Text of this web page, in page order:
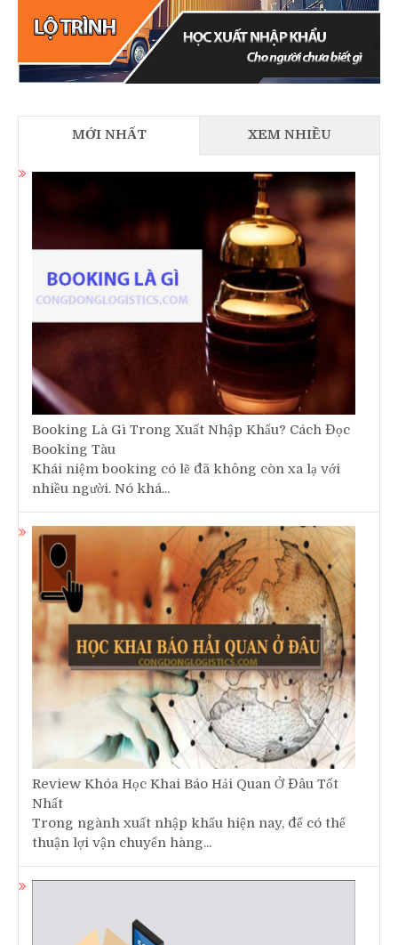
MỚI NHẤT XEM NHIỀU
Booking Là Gì Trong Xuất Nhập Khẩu? Cách Đọc
Booking Tàu
Khái niệm booking có lẽ đã không còn xa lạ với
nhiều người. Nó khá...
Review Khóa Học Khai Báo Hải Quan Ở Đâu Tốt
Nhất
Trong ngành xuất nhập khẩu hiện nay, để có thể
thuận lợi vận chuyển hàng...